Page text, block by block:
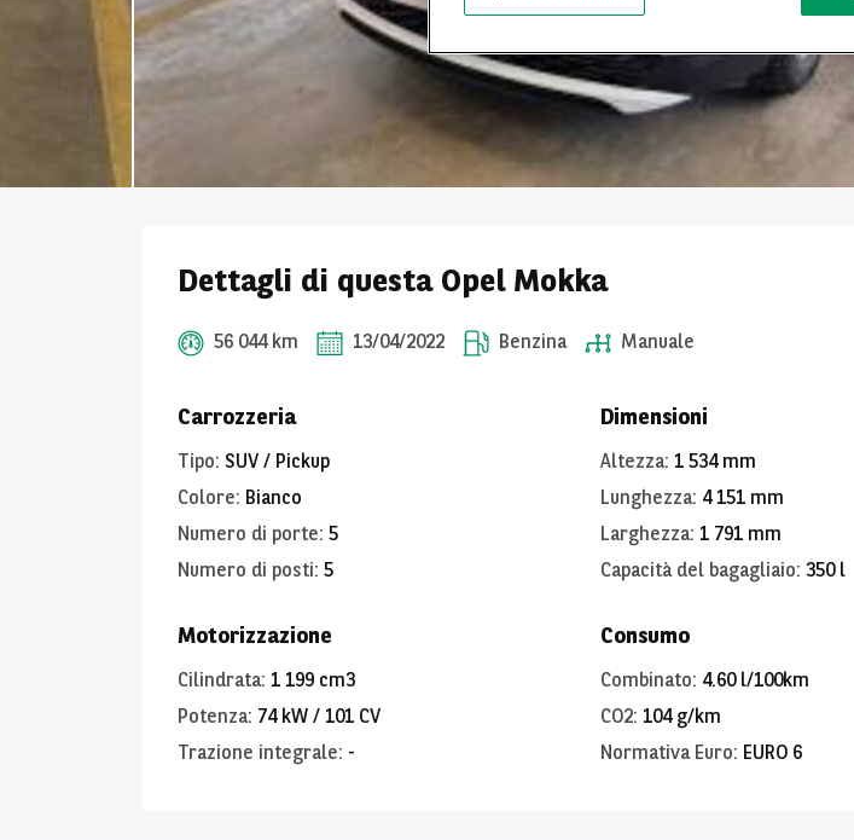
Dettagli di questa Opel Mokka
56 044 km 13/04/2022 Benzina Manuale
Carrozzeria
Tipo: SUV / Pickup
Colore: Bianco
Numero di porte: 5
Numero di posti: 5
Dimensioni
Altezza: 1 534 mm
Lunghezza: 4 151 mm
Larghezza: 1 791 mm
Capacità del bagagliaio: 350 l
Motorizzazione
Cilindrata: 1 199 cm3
Potenza: 74 kW / 101 CV
Trazione integrale: -
Consumo
Combinato: 4.60 l/100km
CO2: 104 g/km
Normativa Euro: EURO 6